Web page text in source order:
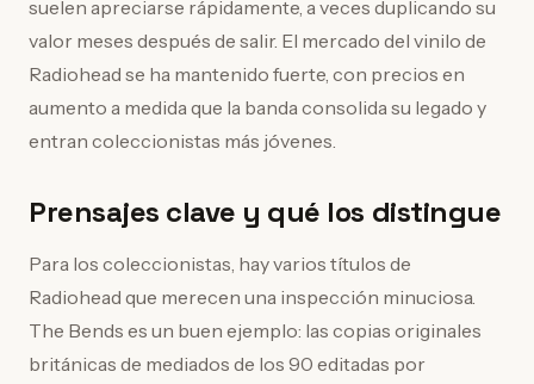
suelen apreciarse rápidamente, a veces duplicando su
valor meses después de salir. El mercado del vinilo de
Radiohead se ha mantenido fuerte, con precios en
aumento a medida que la banda consolida su legado y
entran coleccionistas más jóvenes.
Prensajes clave y qué los distingue
Para los coleccionistas, hay varios títulos de
Radiohead que merecen una inspección minuciosa.
The Bends es un buen ejemplo: las copias originales
británicas de mediados de los 90 editadas por